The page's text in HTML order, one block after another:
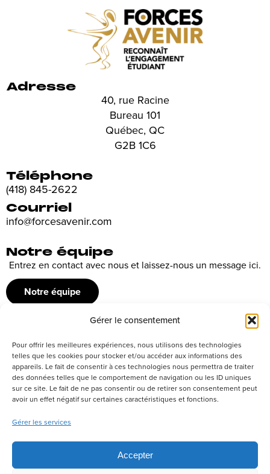
Gérer le consentement
Pour offrir les meilleures expériences, nous utilisons des technologies
telles que les cookies pour stocker et/ou accéder aux informations des
appareils. Le fait de consentir à ces technologies nous permettra de traiter
des données telles que le comportement de navigation ou les ID uniques
sur ce site. Le fait de ne pas consentir ou de retirer son consentement peut
avoir un effet négatif sur certaines caractéristiques et fonctions.
Gérer les services
Accepter
Adresse
40, rue Racine
Bureau 101
Québec, QC
G2B 1C6
Téléphone
(418) 845-2622
Courriel
info@forcesavenir.com
Notre équipe
Entrez en contact avec nous et laissez-nous un message ici.
Notre équipe
Recrutement
Découvrez nos offres d’emploi ou envoyez votre candidature
spontanée
Postuler